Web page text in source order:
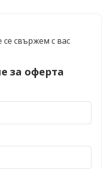
свържем с вас
за оферта